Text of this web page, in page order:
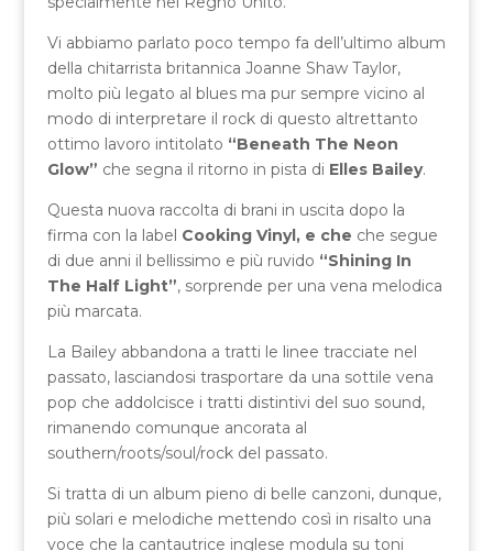
Vi abbiamo parlato poco tempo fa dell’ultimo album
della chitarrista britannica Joanne Shaw Taylor,
molto più legato al blues ma pur sempre vicino al
modo di interpretare il rock di questo altrettanto
ottimo lavoro intitolato “Beneath The Neon
Glow” che segna il ritorno in pista di Elles Bailey.
Questa nuova raccolta di brani in uscita dopo la
firma con la label Cooking Vinyl, e che che segue
di due anni il bellissimo e più ruvido “Shining In
The Half Light”, sorprende per una vena melodica
più marcata.
La Bailey abbandona a tratti le linee tracciate nel
passato, lasciandosi trasportare da una sottile vena
pop che addolcisce i tratti distintivi del suo sound,
rimanendo comunque ancorata al
southern/roots/soul/rock del passato.
Si tratta di un album pieno di belle canzoni, dunque,
più solari e melodiche mettendo così in risalto una
voce che la cantautrice inglese modula su toni